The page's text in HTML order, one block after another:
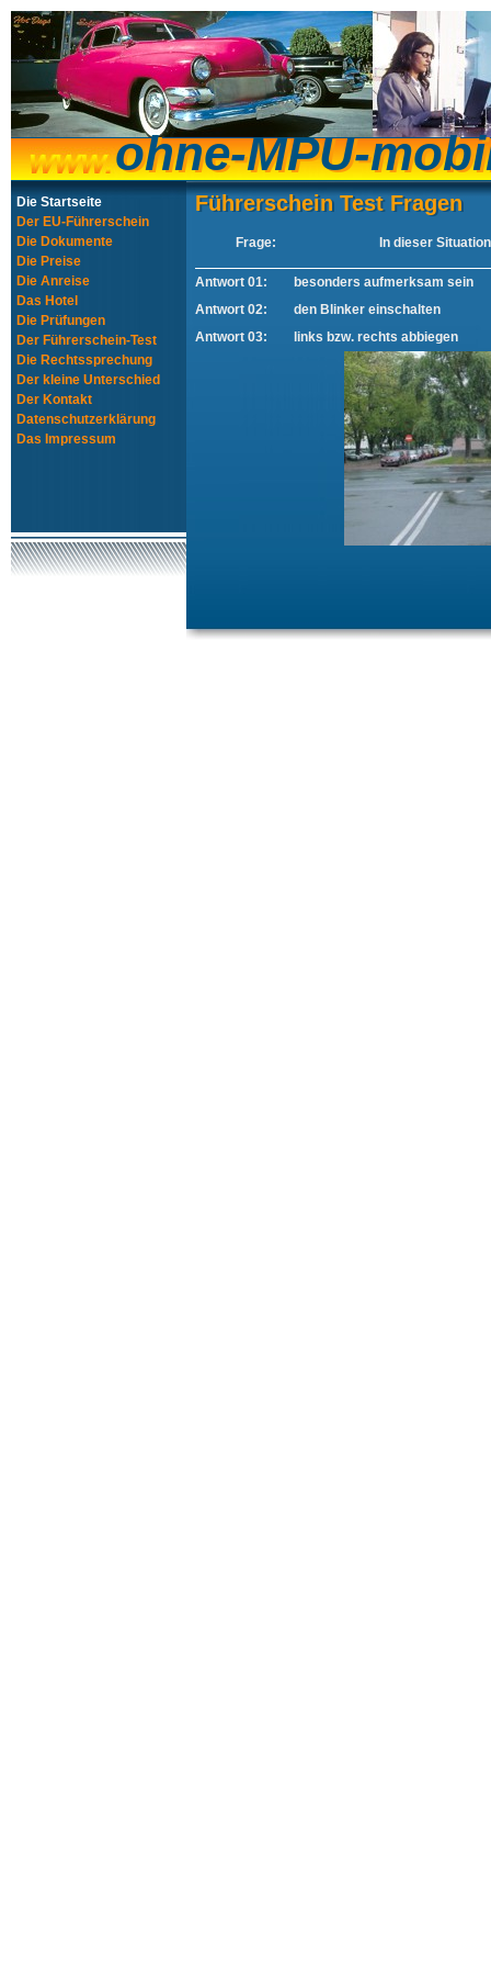
ohne-MPU-
ohne-MPU-
Die Startseite
Der EU-Führerschein
Die Dokumente
Die Preise
Die Anreise
Das Hotel
Die Prüfungen
Der Führerschein-Test
Die Rechtssprechung
Der kleine Unterschied
Der Kontakt
Datenschutzerklärung
Das Impressum
Führerschein Test Fragen
Führerschein Test Fragen
Frage: In dieser
Antwort 01:
besonders aufmerksam sein
Antwort 02:
den Blinker einschalten
Antwort 03:
links bzw. rechts abbiegen